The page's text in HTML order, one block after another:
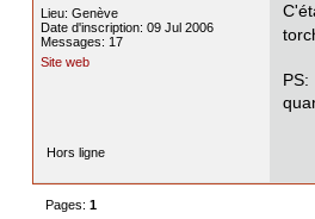
Lieu: Genève
Date d'inscription: 09 Jul 2006
Messages: 17
Site web
Hors ligne
Pages: 1